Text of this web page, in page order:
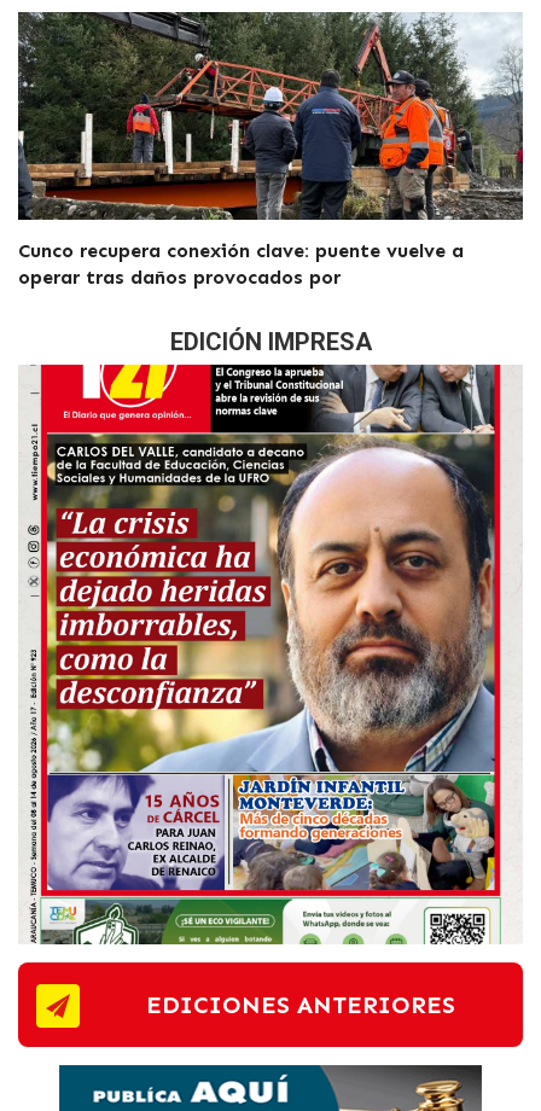
Cunco recupera conexión clave: puente vuelve a
operar tras daños provocados por
EDICIÓN IMPRESA
EDICIONES ANTERIORES